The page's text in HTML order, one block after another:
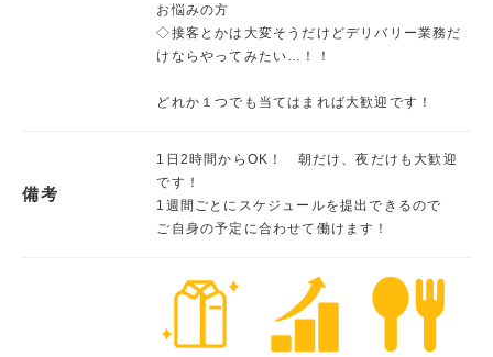
お悩みの方
◇接客とかは大変そうだけどデリバリー業務だ
けならやってみたい…！！
どれか１つでも当てはまれば大歓迎です！
備考
1日2時間からOK！ 朝だけ、夜だけも大歓迎
です！
1週間ごとにスケジュールを提出できるので
ご自身の予定に合わせて働けます！